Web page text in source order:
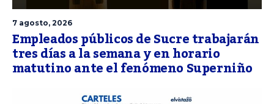
7 agosto, 2026
Empleados públicos de Sucre trabajarán
tres días a la semana y en horario
matutino ante el fenómeno Superniño